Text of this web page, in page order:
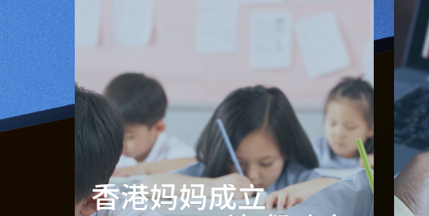
香港妈妈成立
香